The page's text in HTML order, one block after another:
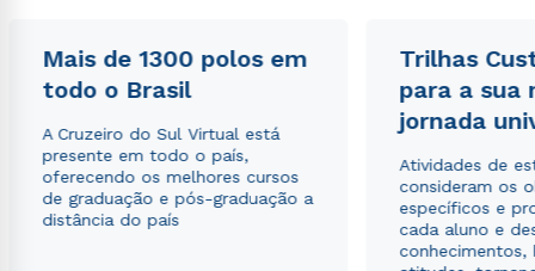
Mais de 1300 polos em
todo o Brasil
A Cruzeiro do Sul Virtual está
presente em todo o país,
oferecendo os melhores cursos
de graduação e pós-graduação a
distância do país
Trilhas
para a sua
jornada
Atividades de
consideram os
específicos e
cada aluno e
conhecimentos,
Estou de acordo com a Política de Privacidade.e
autorizo que meus dados sejam utilizados para o
envio de conteúdos da Cruzeiro do Sul.